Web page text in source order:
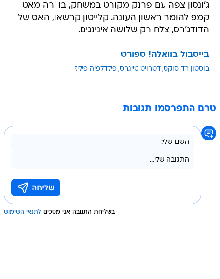
ג'ונסון צפה עם פרנק מקורט במשחק, בו ירה מאט
קמפ להומר ראשון העונה. קלייטון קרשאו, האס של
הדודג'רס, צלח רק שלושה אינינגים.
בייסבול בוואלה! ספורט
בוסטון רד סוקס דטרויט טייגרס פילדלפיה פיליז
טרם התפרסמו תגובות
בשליחת התגובה אני מסכים לתנאי השימוש